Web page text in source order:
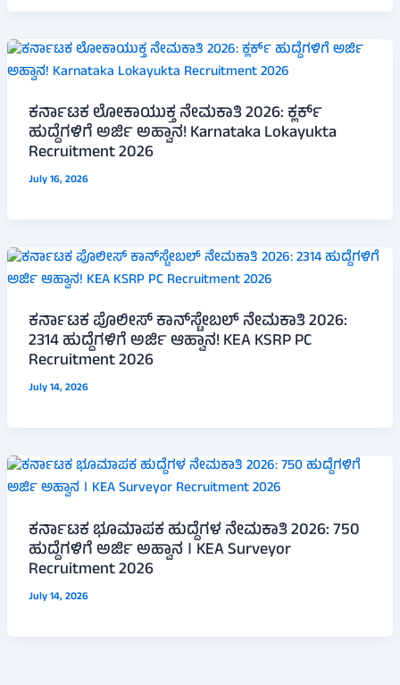
ಕರ್ನಾಟಕ ಲೋಕಾಯುಕ್ತ ನೇಮಕಾತಿ 2026: ಕ್ಲರ್ಕ್
ಹುದ್ದೆಗಳಿಗೆ ಅರ್ಜಿ ಅಹ್ವಾನ! Karnataka Lokayukta
Recruitment 2026
July 16, 2026
ಕರ್ನಾಟಕ ಪೊಲೀಸ್ ಕಾನ್‌ಸ್ಟೇಬಲ್ ನೇಮಕಾತಿ 2026:
2314 ಹುದ್ದೆಗಳಿಗೆ ಅರ್ಜಿ ಆಹ್ವಾನ! KEA KSRP PC
Recruitment 2026
July 14, 2026
ಕರ್ನಾಟಕ ಭೂಮಾಪಕ ಹುದ್ದೆಗಳ ನೇಮಕಾತಿ 2026: 750
ಹುದ್ದೆಗಳಿಗೆ ಅರ್ಜಿ ಅಹ್ವಾನ । KEA Surveyor
Recruitment 2026
July 14, 2026